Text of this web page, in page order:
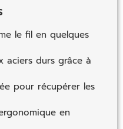
le fil en quelques
aciers durs grâce à
pour récupérer les
en